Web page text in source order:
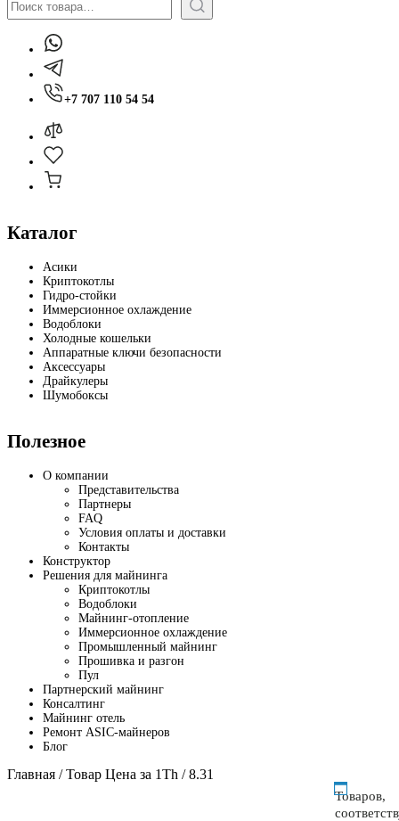
+7 707 110 54 54
Каталог
Асики
Криптокотлы
Гидро-стойки
Иммерсионное охлаждение
Водоблоки
Холодные кошельки
Аппаратные ключи безопасности
Аксессуары
Драйкулеры
Шумобоксы
Полезное
О компании
Представительства
Партнеры
FAQ
Условия оплаты и доставки
Контакты
Конструктор
Решения для майнинга
Криптокотлы
Водоблоки
Майнинг-отопление
Иммерсионное охлаждение
Промышленный майнинг
Прошивка и разгон
Пул
Партнерский майнинг
Консалтинг
Майнинг отель
Ремонт ASIC-майнеров
Блог
Главная / Товар Цена за 1Th / 8.31
Товаров,